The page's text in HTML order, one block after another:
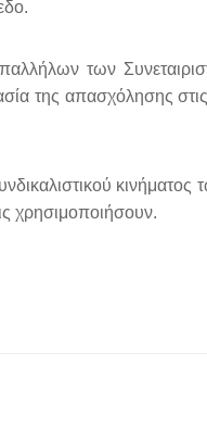
των
της απασχόλησης
χρησιμοποιήσουν.